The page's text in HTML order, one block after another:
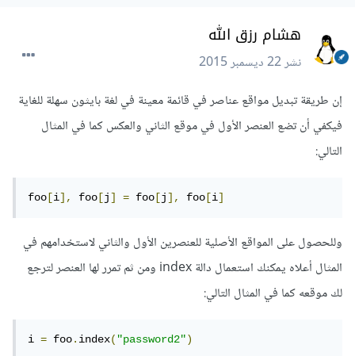
هشام رزق الله
نشر22 ديسمبر 2015
إن طريقة تبديل مواقع عناصر في قائمة معينة في لغة بايثون سهلة للغاية
فيكفي أن تضع العنصر الأول في موقع الثاني والعكس كما في المثال
التالي:
foo [i], foo [j] = foo [j], foo [i]
وللحصول على المواقع الأصلية للعنصرين الأول والثاني لاستخدامهم في
المثال أعلاه يمكنك استعمال دالة index ومن ثم تمرر لها العنصر لترجع
لك موقعه كما في المثال التالي:
i = foo.index("password2")